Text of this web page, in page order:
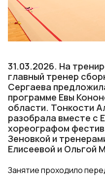
31.03.2026. На
главный тренер
Сергаева
программе Евы
области. Тонкости
разобрала вместе с
хореографом
Зеновкой и
Елисеевой и Ольгой
Занятие проходило